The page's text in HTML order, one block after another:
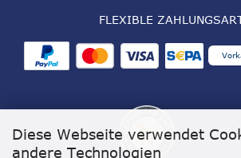
Diese Webseite verwendet
andere Technologien
FLEXIBLE